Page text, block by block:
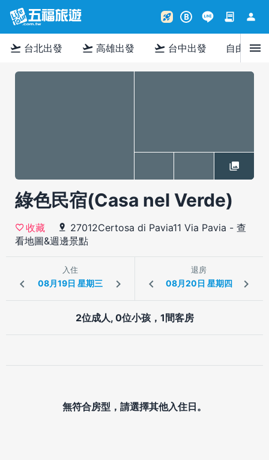
rocket_launch B contract person
flight_takeoff 台北出發 flight_takeoff 高雄出發 flight_takeoff 台中出發 自由行menu
綠色民宿(Casa nel Verde)
收藏 27012Certosa di Pavia11 Via Pavia - 查
看地圖&週邊景點
入住 退房
2位成人, 0位小孩，1間客房
無符合房型，請選擇其他入住日。